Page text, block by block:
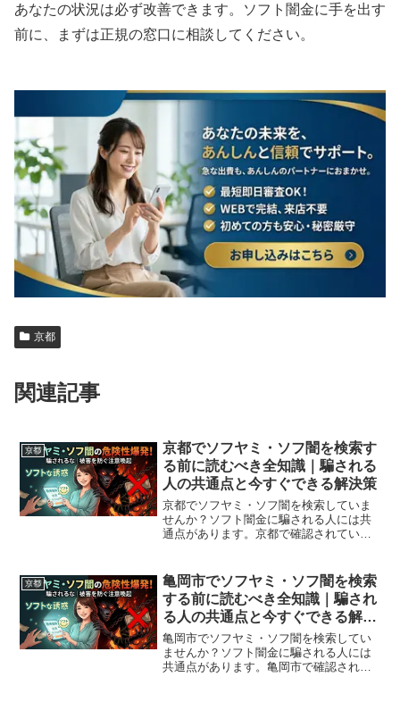
あなたの状況は必ず改善できます。ソフト闇金に手を出す
前に、まずは正規の窓口に相談してください。
京都
関連記事
京都
京都でソフヤミ・ソフ闇を検索す
る前に読むべき全知識｜騙される
人の共通点と今すぐできる解決策
京都でソフヤミ・ソフ闇を検索していま
せんか？ソフト闇金に騙される人には共
通点があります。京都で確認されている
利用できる無料相談先まで完全解説。
京都
亀岡市でソフヤミ・ソフ闇を検索
する前に読むべき全知識｜騙され
る人の共通点と今すぐできる解決
策
亀岡市でソフヤミ・ソフ闇を検索してい
ませんか？ソフト闇金に騙される人には
共通点があります。亀岡市で確認されて